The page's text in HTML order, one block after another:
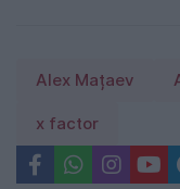
Alex Mațaev
x factor